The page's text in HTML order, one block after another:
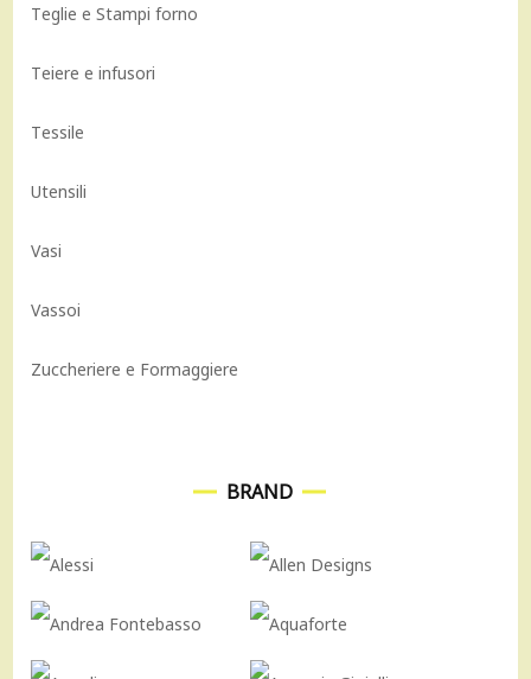
Teglie e Stampi forno
Teiere e infusori
Tessile
Utensili
Vasi
Vassoi
Zuccheriere e Formaggiere
BRAND